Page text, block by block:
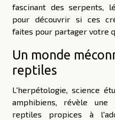
fascinant des serpents,
pour découvrir si ces
faites pour partager votre
Un monde
reptiles
L'herpétologie, science
amphibiens, révèle une
reptiles propices à